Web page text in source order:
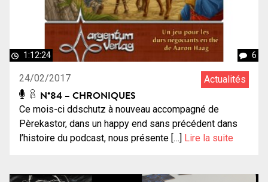
1:12:24 6
24/02/2017 Actualités
N°84 – CHRONIQUES
Ce mois-ci ddschutz à nouveau accompagné de
Pèrekastor, dans un happy end sans précédent dans
l’histoire du podcast, nous présente […]
Lire la suite